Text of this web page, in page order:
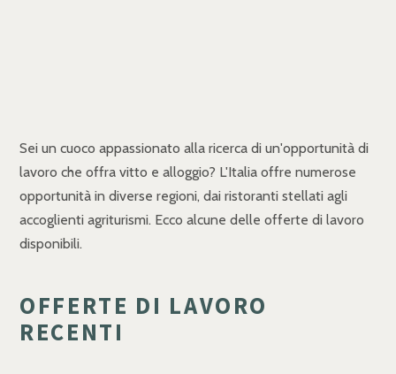
Sei un cuoco appassionato alla ricerca di un'opportunità di
lavoro che offra vitto e alloggio? L'Italia offre numerose
opportunità in diverse regioni, dai ristoranti stellati agli
accoglienti agriturismi. Ecco alcune delle offerte di lavoro
disponibili.
OFFERTE DI LAVORO
RECENTI